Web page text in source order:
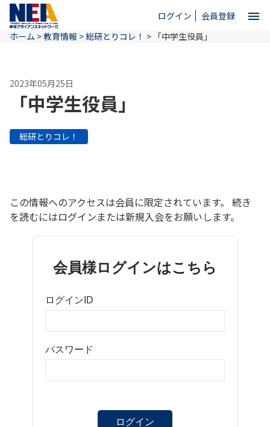
ログイン 会員登録 menu
ホーム
NEAとは
お問い合わせ
ホーム >教育情報 >総研とりコレ！ > 「中学生役員」
2023年05月25日
「中学生役員」
総研とりコレ！
この情報へのアクセスは会員に限定されています。 続き
を読むにはログインまたは新規入会をお願いします。
会員様ログインはこちら
ログインID
パスワード